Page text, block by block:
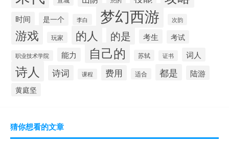
时间 是一个 李白 梦幻西游 次韵
游戏 玩家 的人 的是 考生 考试
职业技术学院 能力 自己的 苏轼 证书 词人
诗人 诗词 课程 费用 适合 都是 陆游
黄庭坚
猜你想看的文章